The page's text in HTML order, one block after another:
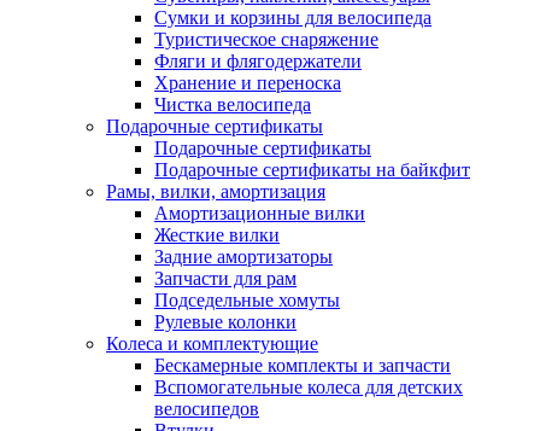
Сумки и корзины для велосипеда
Туристическое снаряжение
Фляги и флягодержатели
Хранение и переноска
Чистка велосипеда
Подарочные сертификаты
Подарочные сертификаты
Подарочные сертификаты на байкфит
Рамы, вилки, амортизация
Амортизационные вилки
Жесткие вилки
Задние амортизаторы
Запчасти для рам
Подседельные хомуты
Рулевые колонки
Колеса и комплектующие
Бескамерные комплекты и запчасти
Вспомогательные колеса для детских
велосипедов